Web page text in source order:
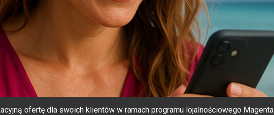
ofertę dla swoich klientów w ramach programu lojalnościowego Magenta